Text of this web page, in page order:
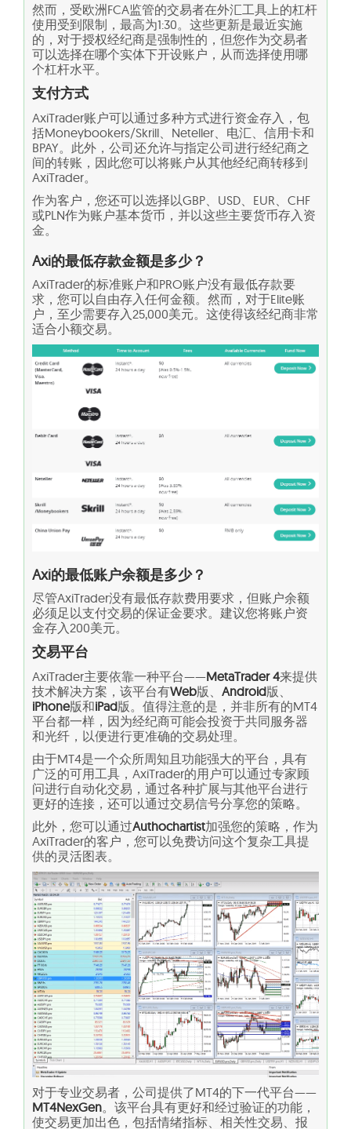
然而，受欧洲FCA监管的交易者在外汇工具上的杠杆
使用受到限制，最高为1:30。这些更新是最近实施
的，对于授权经纪商是强制性的，但您作为交易者
可以选择在哪个实体下开设账户，从而选择使用哪
个杠杆水平。
支付方式
AxiTrader账户可以通过多种方式进行资金存入，包
括Moneybookers/Skrill、Neteller、电汇、信用卡和
BPAY。此外，公司还允许与指定公司进行经纪商之
间的转账，因此您可以将账户从其他经纪商转移到
AxiTrader。
作为客户，您还可以选择以GBP、USD、EUR、CHF
或PLN作为账户基本货币，并以这些主要货币存入资
金。
Axi的最低存款金额是多少？
AxiTrader的标准账户和PRO账户没有最低存款要
求，您可以自由存入任何金额。然而，对于Elite账
户，至少需要存入25,000美元。这使得该经纪商非常
适合小额交易。
Axi的最低账户余额是多少？
尽管AxiTrader没有最低存款费用要求，但账户余额
必须足以支付交易的保证金要求。建议您将账户资
金存入200美元。
交易平台
AxiTrader主要依靠一种平台——MetaTrader 4来提供
技术解决方案，该平台有Web版、 Android版、
iPhone版和iPad版。值得注意的是，并非所有的MT4
平台都一样，因为经纪商可能会投资于共同服务器
和光纤，以便进行更准确的交易处理。
由于MT4是一个众所周知且功能强大的平台，具有
广泛的可用工具，AxiTrader的用户可以通过专家顾
问进行自动化交易，通过各种扩展与其他平台进行
更好的连接，还可以通过交易信号分享您的策略。
此外，您可以通过Authochartist加强您的策略，作为
AxiTrader的客户，您可以免费访问这个复杂工具提
供的灵活图表。
对于专业交易者，公司提供了MT4的下一代平台——
MT4NexGen。该平台具有更好和经过验证的功能，
使交易更加出色，包括情绪指标、相关性交易、报